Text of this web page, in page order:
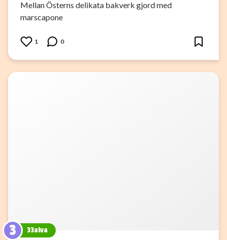
Mellan Österns delikata bakverk gjord med
marscapone
1 0
3 33alva